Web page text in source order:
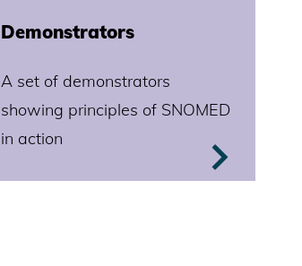
Demonstrators
A set of demonstrators
showing principles of SNOMED
in action